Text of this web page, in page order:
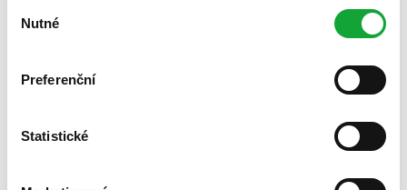
souhlasu
Nutné
Preferenční
Statistické